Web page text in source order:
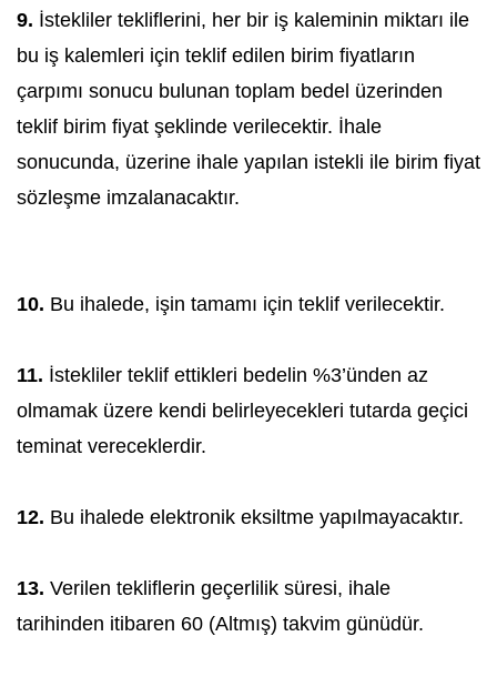
9. İstekliler tekliflerini, her bir iş kaleminin miktarı ile
bu iş kalemleri için teklif edilen birim fiyatların
çarpımı sonucu bulunan toplam bedel üzerinden
teklif birim fiyat şeklinde verilecektir. İhale
sonucunda, üzerine ihale yapılan istekli ile birim fiyat
sözleşme imzalanacaktır.
10. Bu ihalede, işin tamamı için teklif verilecektir.
11. İstekliler teklif ettikleri bedelin %3’ünden az
olmamak üzere kendi belirleyecekleri tutarda geçici
teminat vereceklerdir.
12. Bu ihalede elektronik eksiltme yapılmayacaktır.
13. Verilen tekliflerin geçerlilik süresi, ihale
tarihinden itibaren 60 (Altmış) takvim günüdür.